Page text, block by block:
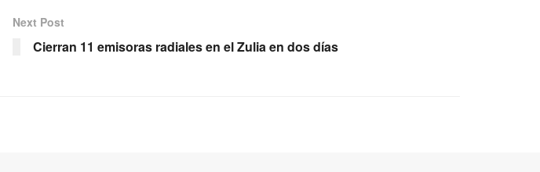
Next Post
Cierran 11 emisoras radiales en el Zulia en dos días